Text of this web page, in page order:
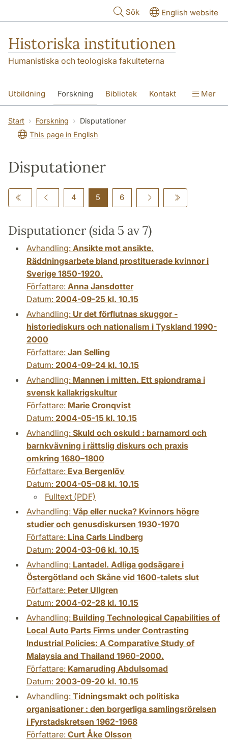
Sök English website
Historiska institutionen
Humanistiska och teologiska fakulteterna
Utbildning Forskning Bibliotek Kontakt
Om institutionen
Mer
Start Forskning
Disputationer
This page in English
Disputationer
4 5 6
Disputationer (sida 5 av 7)
Avhandling: Ansikte mot ansikte.
Räddningsarbete bland prostituerade kvinnor i
Sverige 1850-1920.
Författare: Anna Jansdotter
Datum: 2004-09-25 kl. 10.15
Avhandling: Ur det förflutnas skuggor -
historiediskurs och nationalism i Tyskland 1990-
2000
Författare: Jan Selling
Datum: 2004-09-24 kl. 10.15
Avhandling: Mannen i mitten. Ett spiondrama i
svensk kallakrigskultur
Författare: Marie Cronqvist
Datum: 2004-05-15 kl. 10.15
Avhandling: Skuld och oskuld : barnamord och
barnkvävning i rättslig diskurs och praxis
omkring 1680–1800
Författare: Eva Bergenlöv
Datum: 2004-05-08 kl. 10.15
Fulltext (PDF)
Avhandling: Våp eller nucka? Kvinnors högre
studier och genusdiskursen 1930-1970
Författare: Lina Carls Lindberg
Datum: 2004-03-06 kl. 10.15
Avhandling: Lantadel. Adliga godsägare i
Östergötland och Skåne vid 1600-talets slut
Författare: Peter Ullgren
Datum: 2004-02-28 kl. 10.15
Avhandling: Building Technological Capabilities of
Local Auto Parts Firms under Contrasting
Industrial Policies: A Comparative Study of
Malaysia and Thailand 1960-2000.
Författare: Kamaruding Abdulsomad
Datum: 2003-09-20 kl. 10.15
Avhandling: Tidningsmakt och politiska
organisationer : den borgerliga samlingsrörelsen
i Fyrstadskretsen 1962-1968
Författare: Curt Åke Olsson